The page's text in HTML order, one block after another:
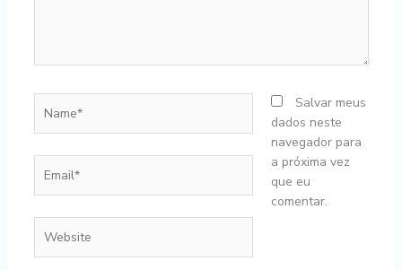
Salvar meus
dados neste
navegador para
a próxima vez
que eu
comentar.